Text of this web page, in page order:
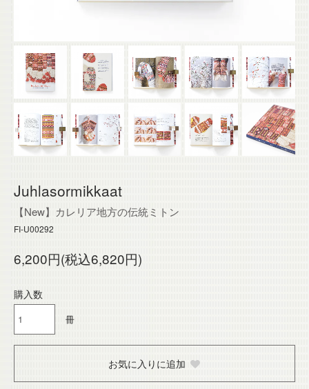
Juhlasormikkaat
【New】カレリア地方の伝統ミトン
FI-U00292
6,200円(税込6,820円)
購入数
冊
お気に入りに追加